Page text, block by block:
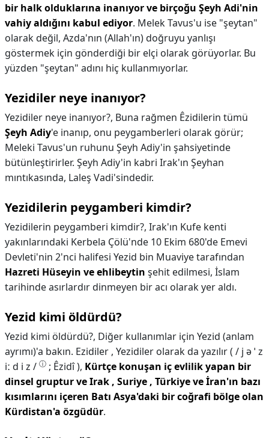
bir halk olduklarına inanıyor ve birçoğu Şeyh Adi'nin
vahiy aldığını kabul ediyor. Melek Tavus'u ise "şeytan"
olarak değil, Azda'nın (Allah'ın) doğruyu yanlışı
göstermek için gönderdiği bir elçi olarak görüyorlar. Bu
yüzden "şeytan" adını hiç kullanmıyorlar.
Yezidiler neye inanıyor?
Yezidiler neye inanıyor?, Buna rağmen Êzidilerin tümü
Şeyh Adiy'e inanıp, onu peygamberleri olarak görür;
Meleki Tavus'un ruhunu Şeyh Adiy'in şahsiyetinde
bütünleştirirler. Şeyh Adiy'in kabri Irak'ın Şeyhan
mıntıkasında, Laleş Vadi'sindedir.
Yezidilerin peygamberi kimdir?
Yezidilerin peygamberi kimdir?, Irak'ın Kufe kenti
yakınlarındaki Kerbela Çölü'nde 10 Ekim 680'de Emevi
Devleti'nin 2'nci halifesi Yezid bin Muaviye tarafından
Hazreti Hüseyin ve ehlibeytin şehit edilmesi, İslam
tarihinde asırlardır dinmeyen bir acı olarak yer aldı.
Yezid kimi öldürdü?
Yezid kimi öldürdü?, Diğer kullanımlar için Yezid (anlam
ayrımı)'a bakın. Ezidiler , Yezidiler olarak da yazılır ( / j ə ˈ z
iː d i z / ⓘ ; Êzidî ), Kürtçe konuşan iç evlilik yapan bir
dinsel gruptur ve Irak , Suriye , Türkiye ve İran'ın bazı
kısımlarını içeren Batı Asya'daki bir coğrafi bölge olan
Kürdistan'a özgüdür.